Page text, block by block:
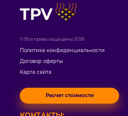
TPV
© Все права защищены 2026
Политика конфиденциальности
Договор оферты
Карта сайта
Расчет стоимости